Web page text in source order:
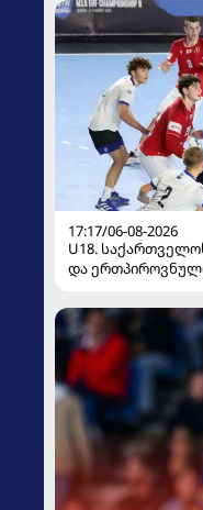
17:17/06-08-2026
U18.
და